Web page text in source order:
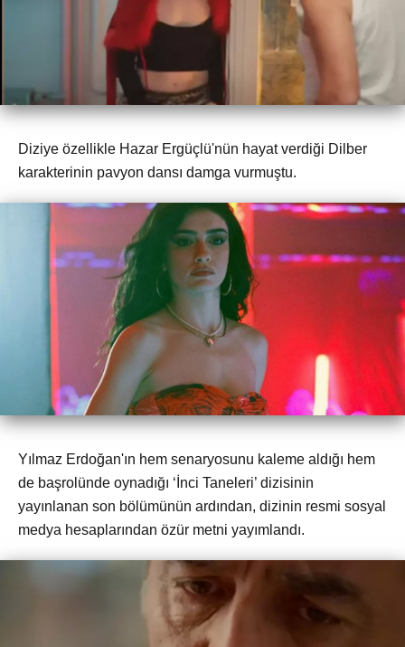
Diziye özellikle Hazar Ergüçlü'nün hayat verdiği Dilber
karakterinin pavyon dansı damga vurmuştu.
Yılmaz Erdoğan'ın hem senaryosunu kaleme aldığı hem
de başrolünde oynadığı ‘İnci Taneleri’ dizisinin
yayınlanan son bölümünün ardından, dizinin resmi sosyal
medya hesaplarından özür metni yayımlandı.